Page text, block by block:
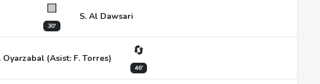
🟨
30'
S. Al Dawsari
Oyarzabal (Asist: F. Torres) 🔄
46'